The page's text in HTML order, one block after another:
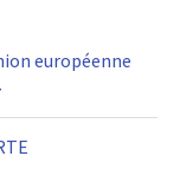
européenne